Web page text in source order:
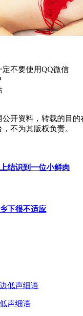
不要使用QQ微信
开资料，转载的目
不为其版权负责。
结识到一位小鲜肉
下很不适应
声细语